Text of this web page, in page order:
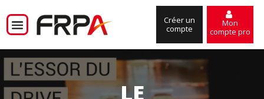
Créer un
compte
Mon
compte pro
LE